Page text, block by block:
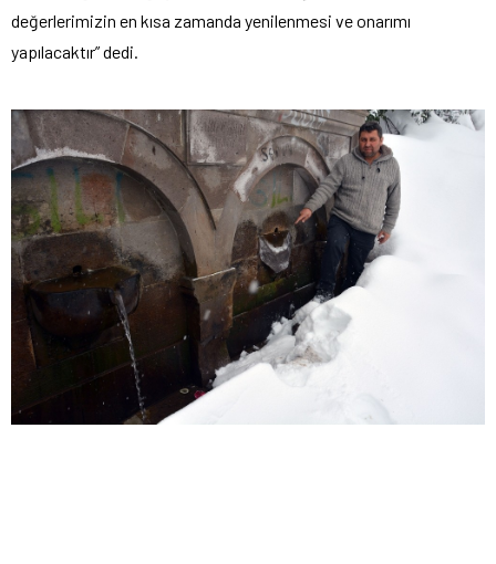
değerlerimizin en kısa zamanda yenilenmesi ve onarımı
yapılacaktır” dedi.